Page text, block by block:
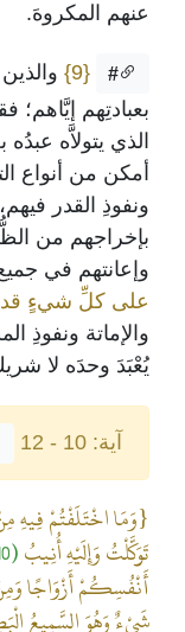
عنهم المكروهَ.
#
{9}
بعبادتِهم إيَّاهم؛
الذي يتولاَّه
أمكن من أنواع
ونفوذِ القدر
بإخراجهم من
وإعانتهم في
على كلِّ شيءٍ
والإماتة ونفوذِ
يُعْبَدَ وحدَه لا
آية: 10 - 12
{وَمَا اخْتَلَفْتُمْ فِيهِ
تَوَكَّلْتُ وَإِلَيْهِ أُنِيبُ(10)
أَنْفُسِكُمْ أَزْوَاجًا
شَيْءٌ وَهُوَ السَّمِيعُ